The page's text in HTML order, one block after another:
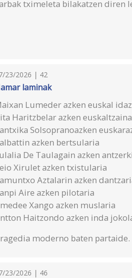
tximeleta bilakatzen diren
23/2026 | 42
laminak
Lumeder azken euskal
Haritzbelar azken euskaltzaina
Solsopranoazken
azken bertsularia
De Taulagain azken
Xirulet azken txistularia
Aztalarin azken
Aire azken pilotaria
Xango azken muslaria
Haitzondo azken inda
moderno baten partaide.
23/2026 | 46